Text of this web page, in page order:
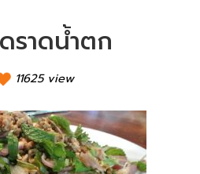
ราดน้ำตก
11625 view